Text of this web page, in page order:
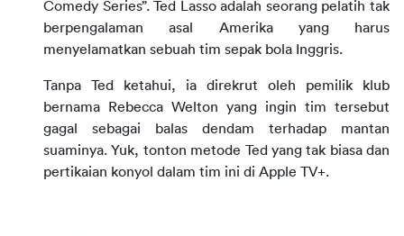
Comedy Series”. Ted Lasso adalah seorang pelatih tak
berpengalaman asal Amerika yang harus
menyelamatkan sebuah tim sepak bola Inggris.
Tanpa Ted ketahui, ia direkrut oleh pemilik klub
bernama Rebecca Welton yang ingin tim tersebut
gagal sebagai balas dendam terhadap mantan
suaminya. Yuk, tonton metode Ted yang tak biasa dan
pertikaian konyol dalam tim ini di Apple TV+.